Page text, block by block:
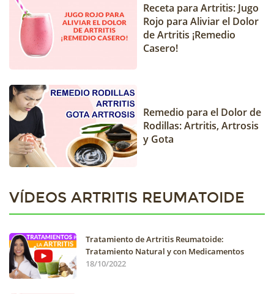
Receta para Artritis: Jugo
Rojo para Aliviar el Dolor
de Artritis ¡Remedio
Casero!
Remedio para el Dolor de
Rodillas: Artritis, Artrosis
y Gota
VÍDEOS ARTRITIS REUMATOIDE
Tratamiento de Artritis Reumatoide:
Tratamiento Natural y con Medicamentos
18/10/2022